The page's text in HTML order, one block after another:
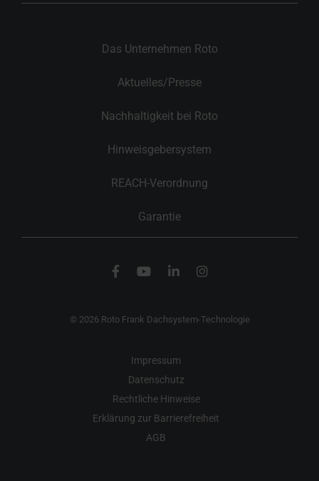
Das Unternehmen Roto
Aktuelles/Presse
Nachhaltigkeit bei Roto
Hinweisgebersystem
REACH-Verordnung
Garantie
© 2026 Roto Frank Dachsystem-Technologie
Impressum
Datenschutz
Rechtliche Hinweise
Erklärung zur Barrierefreiheit
AGB